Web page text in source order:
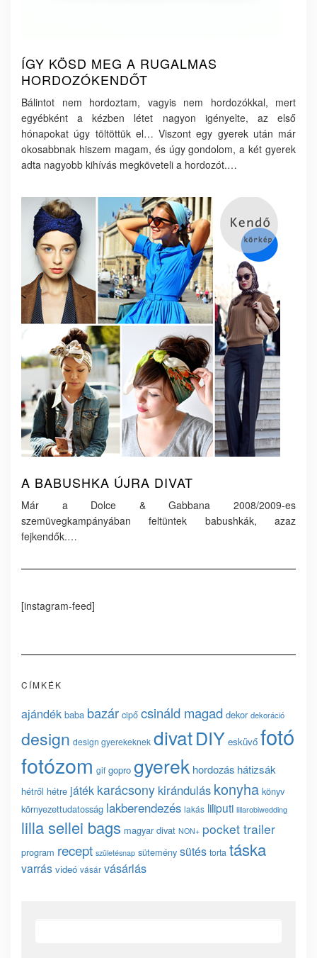
ÍGY KÖSD MEG A RUGALMAS
HORDOZÓKENDŐT
Bálintot nem hordoztam, vagyis nem hordozókkal, mert
egyébként a kézben létet nagyon igényelte, az első
hónapokat úgy töltöttük el… Viszont egy gyerek után már
okosabbnak hiszem magam, és úgy gondolom, a két gyerek
adta nagyobb kihívás megköveteli a hordozót.…
A BABUSHKA ÚJRA DIVAT
Már a Dolce & Gabbana 2008/2009-es
szemüvegkampányában feltüntek babushkák, azaz
fejkendők.…
[instagram-feed]
CÍMKÉK
ajándék baba bazár cipő csináld magad dekor dekoráció
design design gyerekeknek divatDIY esküvő fotó
fotózom gif gopro gyerek hordozás hátizsák
hétről hétre játék karácsony kirándulás konyha könyv
környezettudatosság lakberendezés lakás liliputi lillarobiwedding
lilla sellei bags magyar divat NON+ pocket trailer
program recept születésnap sütemény sütés torta táska
varrás videó vásár vásárlás